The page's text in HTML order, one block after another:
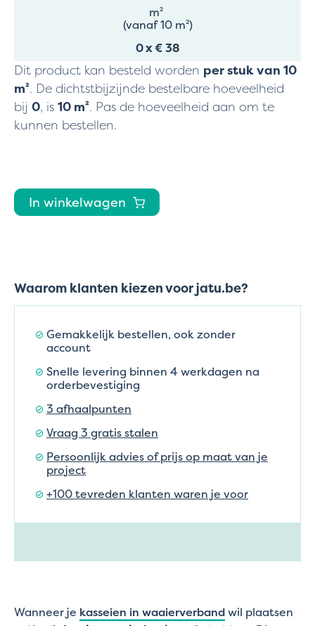
m²
(vanaf 10 m²)
0x€ 38
Dit product kan besteld worden per stuk van 10
m². De dichtstbijzijnde bestelbare hoeveelheid
bij 0, is 10 m². Pas de hoeveelheid aan om te
kunnen bestellen.
In winkelwagen
Waarom klanten kiezen voor jatu.be?
Gemakkelijk bestellen, ook zonder
account
Snelle levering binnen 4 werkdagen na
orderbevestiging
3 afhaalpunten
Vraag 3 gratis stalen
Persoonlijk advies of prijs op maat van je
project
+100 tevreden klanten waren je voor
Wanneer je kasseien in waaierverbandwil plaatsen